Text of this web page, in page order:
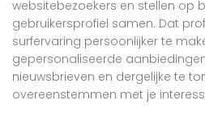
websitebezoekers en stellen op
gebruikersprofiel samen. Dat
surfervaring persoonlijker te
gepersonaliseerde
nieuwsbrieven en dergelijke te
overeenstemmen met je